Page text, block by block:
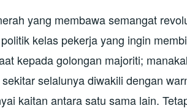
yang membawa semangat
kelas pekerja yang ingin
kepada golongan majoriti;
selalunya diwakili dengan
kaitan antara satu sama lain.